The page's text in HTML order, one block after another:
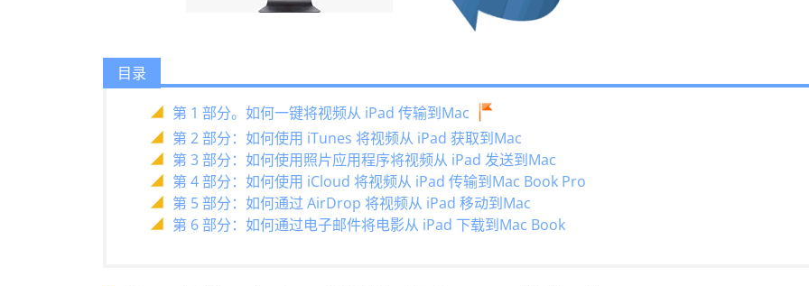
目录
第 1 部分。如何一键将视频从 iPad 传输到Mac
第 2 部分：如何使用 iTunes 将视频从 iPad 获取到Mac
第 3 部分：如何使用照片应用程序将视频从 iPad 发送到Mac
第 4 部分：如何使用 iCloud 将视频从 iPad 传输到Mac Book Pro
第 5 部分：如何通过 AirDrop 将视频从 iPad 移动到Mac
第 6 部分：如何通过电子邮件将电影从 iPad 下载到Mac Book